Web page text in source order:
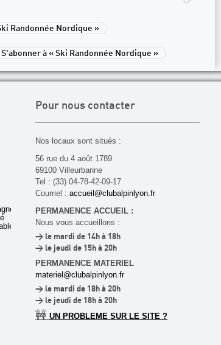
Randonnée Nordique »
S'abonner à « Ski Randonnée Nordique »
Pour nous contacter
Nos locaux sont situés :
56 rue du 4 août 1789
69100 Villeurbanne
Tel : (33) 04-78-42-09-17
Courriel : accueil@clubalpinlyon.fr
PERMANENCE ACCUEIL :
Nous vous accueillons :
> le mardi de 14h à 18h
> le jeudi de 15h à 20h
PERMANENCE MATERIEL
materiel@clubalpinlyon.fr
> le mardi de 18h à 20h
> le jeudi de 18h à 20h
🚧 UN PROBLEME SUR LE SITE ?